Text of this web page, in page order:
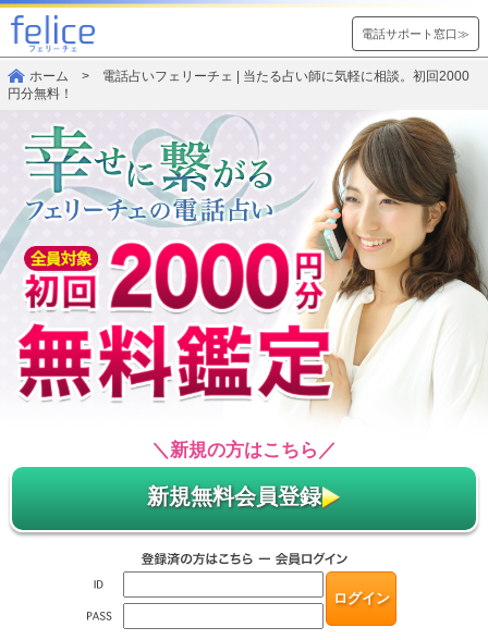
電話サポート窓口≫
ホーム > 電話占いフェリーチェ | 当たる占い師に気軽に相談。初回2000
円分無料！
＼新規の方はこちら／
新規無料会員登録